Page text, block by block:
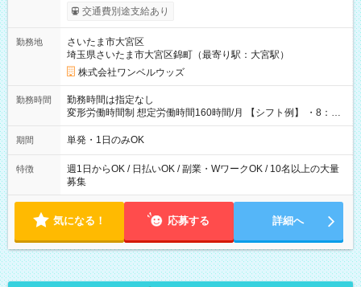
いOK！（規定あり） ┗働いたその日に現金GET♪ お仕事後はコ
ンビニATMから 日払い分を引き落とせます！ 【試用期間】試
交通費別途支給あり
勤務地
さいたま市大宮区
埼玉県さいたま市大宮区錦町（最寄り駅：大宮駅）
株式会社ワンベルウッズ
勤務時間
勤務時間は指定なし
変形労働時間制 想定労働時間160時間/月 【シフト例】 ・8：00
～21：00
期間 単発・1日のみOK
特徴
週1日からOK / 日払いOK / 副業・WワークOK / 10名以上の大量
募集
気になる！ 応募する 詳細へ